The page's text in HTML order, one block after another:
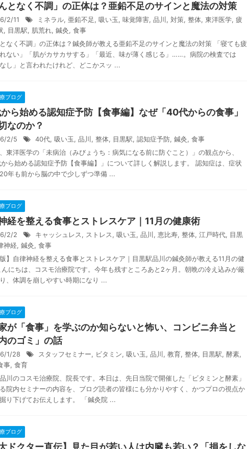
んとなく不調」の正体は？亜鉛不足のサインと魔法の対策
2/11 ミネラル, 亜鉛不足 , 吸い玉, 味覚障害, 品川 , 対策, 整体, 東洋医学, 疲
, 目黒駅, 肌荒れ, 鍼灸, 食事
となく不調」の正体は？鍼灸師が教える亜鉛不足のサインと魔法の対策 「寝ても疲
ない」「肌がカサカサする」「最近、味が薄く感じる」……。病院の検査では
なし」と言われたけれど、どこかスッ ...
ブログ
ら始める認知症予防【食事編】なぜ「40代からの食事」
なのか？
2/5 40代, 吸い玉, 品川 , 整体, 目黒駅, 認知症予防, 鍼灸, 食事
東洋医学の「未病治（みびょうち：病気になる前に防ぐこと）」の観点から、
から始める認知症予防【食事編】」について詳しく解説します。 認知症は、症状
年も前から脳の中で少しずつ準備 ...
ブログ
経を整える食事とストレスケア｜11月の健康術
2/2 キャッシュレス, ストレス, 吸い玉, 品川 , 恵比寿, 整体, 江戸時代, 目黒
神経, 鍼灸, 食事
版】自律神経を整える食事とストレスケア｜目黒駅品川の鍼灸師が教える11月の健
んにちは、コスモ治療院です。今年も残すところあと2ヶ月。朝晩の冷え込みが厳
、体調を崩しやすい時期になり ...
ブログ
が「食事」を学ぶのか知らないと怖い、コンビニ弁当と
のゴミ」の話
1/28 スタッフセミナー, ビタミン, 吸い玉, 品川 , 教育, 整体, 目黒駅, 酵素,
事, 食育
川のコスモ治療院、院長です。本日は、先日当院で開催した「ビタミンと酵素」
院内セミナーの内容を、ブログ読者の皆様にも分かりやすく、かつプロの視点か
り下げてお伝えします。 「鍼灸院 ...
ブログ
大ドクター直伝】見た目が若い人は内臓も若い？「損をしな